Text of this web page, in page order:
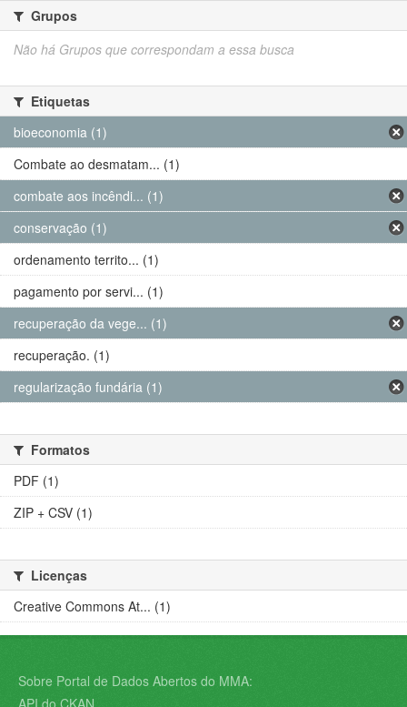
Grupos
Não há Grupos que correspondam a essa busca
Etiquetas
bioeconomia (1)
Combate ao desmatam... (1)
combate aos incêndi... (1)
conservação (1)
ordenamento territo... (1)
pagamento por servi... (1)
recuperação da vege... (1)
recuperação. (1)
regularização fundária (1)
Formatos
PDF (1)
ZIP + CSV (1)
Licenças
Creative Commons At... (1)
Sobre Portal de Dados Abertos do MMA:
API do CKAN